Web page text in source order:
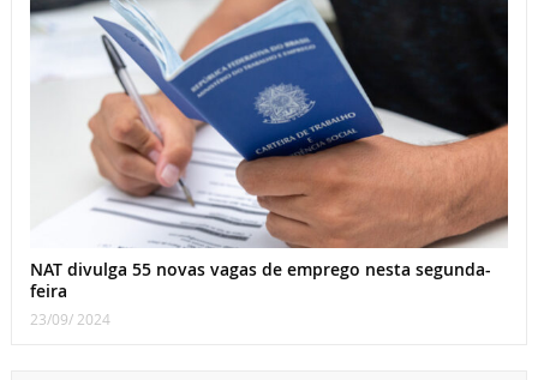
NAT divulga 55 novas vagas de emprego nesta segunda-
feira
23/09/ 2024